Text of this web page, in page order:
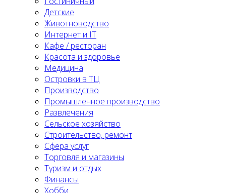
Детские
Животноводство
Интернет и IT
Кафе / ресторан
Красота и здоровье
Медицина
Островки в ТЦ
Производство
Промышленное производство
Развлечения
Сельское хозяйство
Строительство, ремонт
Сфера услуг
Торговля и магазины
Туризм и отдых
Финансы
Хобби